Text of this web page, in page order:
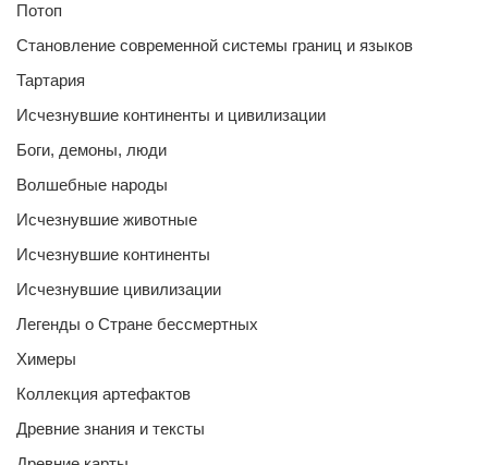
Потоп
Становление современной системы границ и языков
Тартария
Исчезнувшие континенты и цивилизации
Боги, демоны, люди
Волшебные народы
Исчезнувшие животные
Исчезнувшие континенты
Исчезнувшие цивилизации
Легенды о Стране бессмертных
Химеры
Коллекция артефактов
Древние знания и тексты